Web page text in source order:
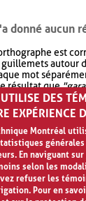
donné aucun
est
autour
mot
résultat que
votre
plus de
DES
EXPÉRIENCE
Montréal
En naviguant
selon les
refuser les
Pour en